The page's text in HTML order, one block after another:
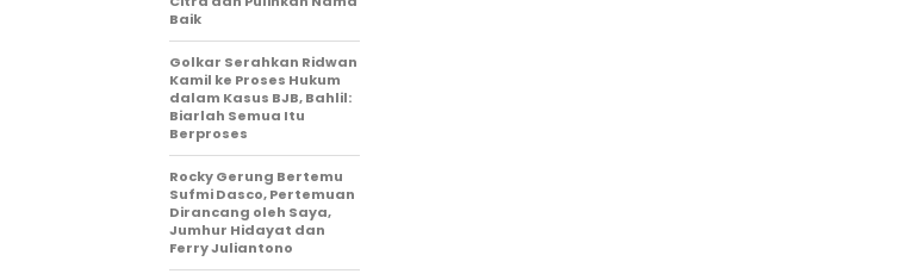
Baik
Golkar Serahkan Ridwan
Kamil ke Proses Hukum
dalam Kasus BJB, Bahlil:
Biarlah Semua Itu
Berproses
Rocky Gerung Bertemu
Sufmi Dasco, Pertemuan
Dirancang oleh Saya,
Jumhur Hidayat dan
Ferry Juliantono